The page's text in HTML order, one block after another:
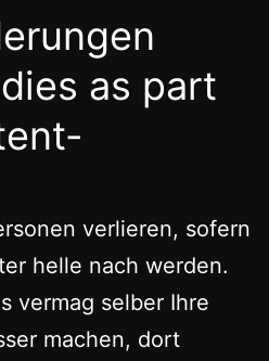
as part
verlieren, sofern
helle nach werden.
vermag selber Ihre
machen, dort